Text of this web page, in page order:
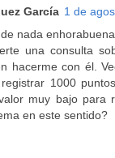
García 1 de
nada
una consulta
hacerme con él.
1000
muy bajo para
en este sentido?